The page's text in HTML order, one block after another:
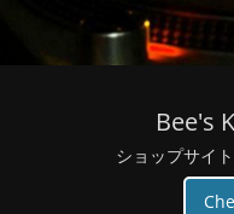
Bee's
ショップサイ